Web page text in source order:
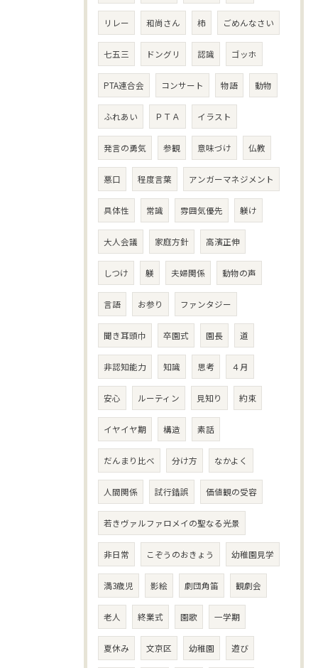
リレー 和尚さん 柿 ごめんなさい
七五三 ドングリ 認識 ゴッホ
PTA連合会 コンサート 物語 動物
ふれあい ＰＴＡ イラスト
発言の勇気 参観 意味づけ 仏教
悪口 程度言葉 アンガーマネジメント
具体性 常識 雰囲気優先 躾け
大人会議 家庭方針 高濱正伸
しつけ 躾 夫婦関係 動物の声
言語 お参り ファンタジー
聞き耳頭巾 卒園式 園長 道
非認知能力 知識 思考 ４月
安心 ルーティン 見知り 約束
イヤイヤ期 構造 素話
だんまり比べ 分け方 なかよく
人間関係 試行錯誤 価値観の受容
若きヴァルファロメイの聖なる光景
非日常 こぞうのおきょう 幼稚園見学
満3歳児 影絵 劇団角笛 観劇会
老人 終業式 園歌 一学期
夏休み 文京区 幼稚園 遊び